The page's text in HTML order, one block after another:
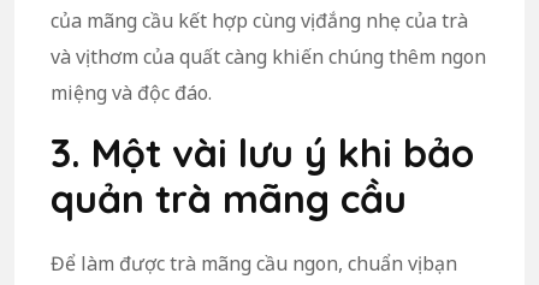
của mãng cầu kết hợp cùng vị đắng nhẹ của trà
và vị thơm của quất càng khiến chúng thêm ngon
miệng và độc đáo.
3. Một vài lưu ý khi bảo
quản trà mãng cầu
Để làm được trà mãng cầu ngon, chuẩn vị bạn